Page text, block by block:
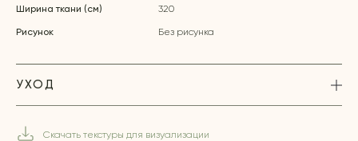
Ширина ткани (см) 320
Рисунок Без рисунка
УХОД
Скачать текстуры для визуализации